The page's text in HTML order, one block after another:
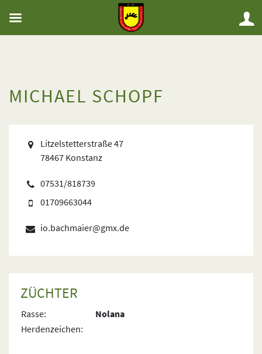
MICHAEL SCHOPF
Litzelstetterstraße 47
78467 Konstanz
07531/818739
01709663044
io.bachmaier@gmx.de
ZÜCHTER
Rasse:
Nolana
Herdenzeichen: